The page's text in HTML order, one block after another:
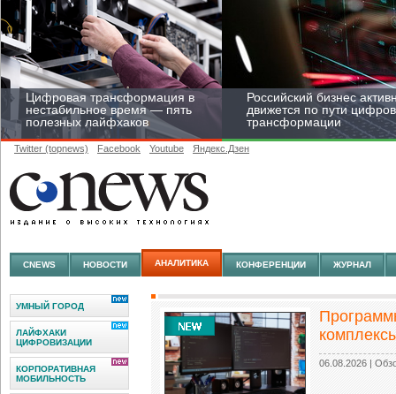
Цифровая трансформация в
нестабильное время — пять
полезных лайфхаков
Российский бизнес
движется по пути
трансформации
цифровизироваться со
скоростью крупных
корпораций
Twitter (topnews) Facebook Youtube Яндекс.Дзен
CNEWS НОВОСТИ АНАЛИТИКА КОНФЕРЕНЦИИ ЖУРНАЛ
06.08.2026 |
УМНЫЙ ГОРОД
ЛАЙФХАКИ
ЦИФРОВИЗАЦИИ
КОРПОРАТИВНАЯ
МОБИЛЬНОСТЬ